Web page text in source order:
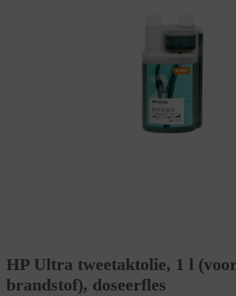
HP Ultra tweetaktolie, 1 l
brandstof), doseerfles